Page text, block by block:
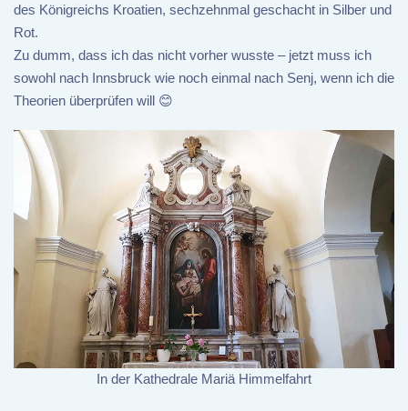
des Königreichs Kroatien, sechzehnmal geschacht in Silber und
Rot.
Zu dumm, dass ich das nicht vorher wusste – jetzt muss ich
sowohl nach Innsbruck wie noch einmal nach Senj, wenn ich die
Theorien überprüfen will 😊
In der Kathedrale Mariä Himmelfahrt